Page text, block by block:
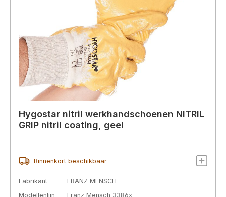
Hygostar nitril werkhandschoenen NITRIL
GRIP nitril coating, geel
Binnenkort beschikbaar
Fabrikant
FRANZ MENSCH
Modellenlijn
Franz Mensch 3386x